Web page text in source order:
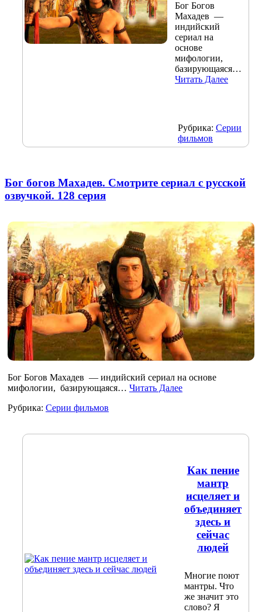
Бог Богов
Махадев —
индийский
сериал на
основе
мифологии,
базирующаяся…
Читать Далее
Рубрика: Серии
фильмов
Бог богов Махадев. Смотрите сериал с русской
озвучкой. 128 серия
Бог Богов Махадев — индийский сериал на основе
мифологии, базирующаяся… Читать Далее
Рубрика: Серии фильмов
Как пение
мантр
исцеляет и
объединяет
здесь и
сейчас
людей
Многие поют
мантры. Что
же значит это
слово? Я